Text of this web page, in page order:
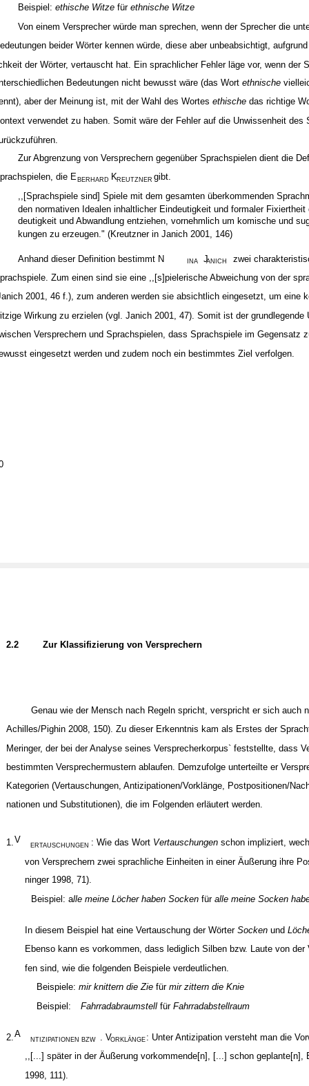
Beispiel:ethische Witzefürethnische Witze
Von einem Versprecher würde man sprechen, wenn der Sprecher die
beider Wörter kennen würde, diese aber unbeabsichtigt,
der Wörter, vertauscht hat. Ein sprachlicher Fehler läge vor, wenn der
Bedeutungen nicht bewusst wäre (das Wortethnische
aber der Meinung ist, mit der Wahl des Wortesethischedas richtige
verwendet zu haben. Somit wäre der Fehler auf die Unwissenheit des
Zur Abgrenzung von Versprechern gegenüber Sprachspielen dient die
die E BERHARD KREUTZNER gibt.
,,[Sprachspiele sind] Spiele mit dem gesamten überkommenden
den normativen Idealen inhaltlicher Eindeutigkeit und formaler Fixiertheit
deutigkeit und Abwandlung entziehen, vornehmlich um komische und
kungen zu erzeugen." (Kreutzner in Janich 2001, 146)
Anhand dieser Definition bestimmt N INA JANICH
zwei
Zum einen sind sie eine ,,[s]pielerische Abweichung von der
2001, 46 f.), zum anderen werden sie absichtlich eingesetzt, um eine
Wirkung zu erzielen (vgl. Janich 2001, 47). Somit ist der grundlegende
Versprechern und Sprachspielen, dass Sprachspiele im Gegensatz
eingesetzt werden und zudem noch ein bestimmtes Ziel verfolgen.
2.2 Zur Klassifizierung von Versprechern
Genau wie der Mensch nach Regeln spricht, verspricht er sich auch
Achilles/Pighin 2008, 150). Zu dieser Erkenntnis kam als Erstes der
Meringer, der bei der Analyse seines Versprecherkorpus` feststellte, dass
bestimmten Versprechermustern ablaufen. Demzufolge unterteilte er
Kategorien (Vertauschungen, Antizipationen/Vorklänge, Postpositionen/
nationen und Substitutionen), die im Folgenden erläutert werden.
1. V
ERTAUSCHUNGEN : Wie das Wort Vertauschungen schon impliziert,
von Versprechern zwei sprachliche Einheiten in einer Äußerung ihre
ninger 1998, 71).
Beispiel: alle meine Löcher haben Socken für alle meine Socken
In diesem Beispiel hat eine Vertauschung der Wörter Socken und
Ebenso kann es vorkommen, dass lediglich Silben bzw. Laute von der
fen sind, wie die folgenden Beispiele verdeutlichen.
Beispiele:mir knittern die Ziefürmir zittern die Knie
Beispiel:
FahrradabraumstellfürFahrradabstellraum
2. A
NTIZIPATIONEN BZW . VORKLÄNGE : Unter Antizipation versteht man die
,,[...] später in der Äußerung vorkommende[n], [...] schon geplante[n],
1998, 111).